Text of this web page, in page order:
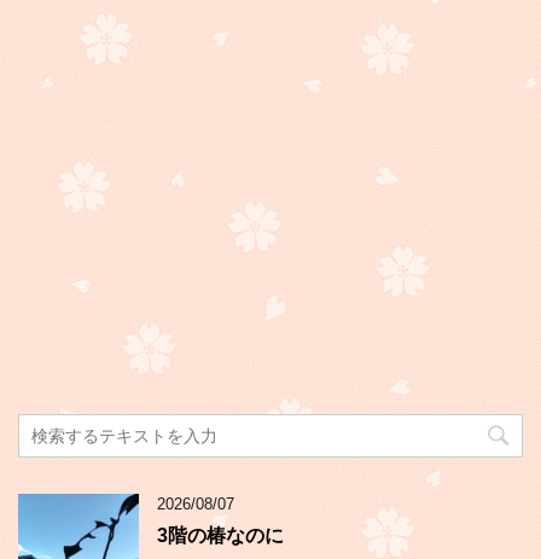
2026/08/07
3階の椿なのに